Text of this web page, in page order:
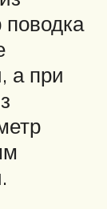
а при